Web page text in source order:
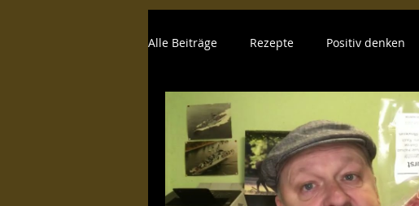
Alle Beiträge Rezepte Positiv denken
Genussvolles Kunden
Restaurant Umbau Verkauf